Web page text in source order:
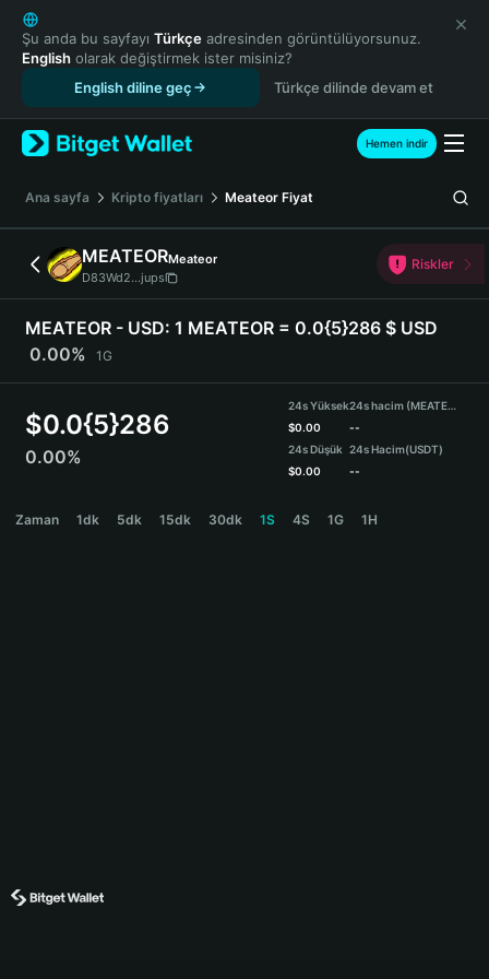
English
日本語
Tiếng Việt
Español (Latinoamérica)
Türkçe
Français
Deutsch
简体中文
繁體中文
Português (Portugal)
Bahasa Indonesia
ภาษาไทย
हिन्दी
Español
Português (Brasil)
Şu anda bu sayfayı Türkçe adresinden görüntülüyorsunuz.
English olarak değiştirmek ister misiniz?
English diline geç
Türkçe dilinde devam et
Hemen indir
Ana sayfa Kripto fiyatları Meateor Fiyat
MEATEORMeateor
D83Wd2...jups
Riskler
MEATEOR - USD: 1 MEATEOR = 0.0{5}286 $ USD
0.00%
1G
$0.0{5}286
0.00%
24s Yüksek
$0.00
24s Düşük
$0.00
24s hacim (MEATEOR)
--
24s Hacim(USDT)
--
Zaman 1dk 5dk 15dk 30dk 1S 4S 1G 1H